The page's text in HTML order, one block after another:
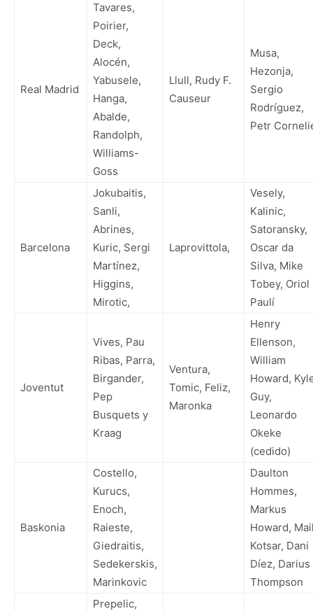
Real Madrid
Tavares,
Poirier,
Deck,
Alocén,
Yabusele,
Hanga,
Abalde,
Randolph,
Williams-
Goss
Llull, Rudy F.
Causeur
Musa,
Hezonja,
Sergio
Rodríguez,
Petr
Barcelona
Jokubaitis,
Sanli,
Abrines,
Kuric, Sergi
Martínez,
Higgins,
Mirotic,
Laprovittola,
Vesely,
Kalinic,
Satoransky,
Oscar da
Silva, Mike
Tobey, Oriol
Paulí
Joventut
Vives, Pau
Ribas, Parra,
Birgander,
Pep
Busquets y
Kraag
Ventura,
Tomic, Feliz,
Maronka
Henry
Ellenson,
William
Howard,
Guy,
Leonardo
Okeke
(cedido)
Baskonia
Costello,
Kurucs,
Enoch,
Raieste,
Giedraitis,
Sedekerskis,
Marinkovic
Daulton
Hommes,
Markus
Howard,
Kotsar, Dani
Díez, Darius
Thompson
Prepelic,